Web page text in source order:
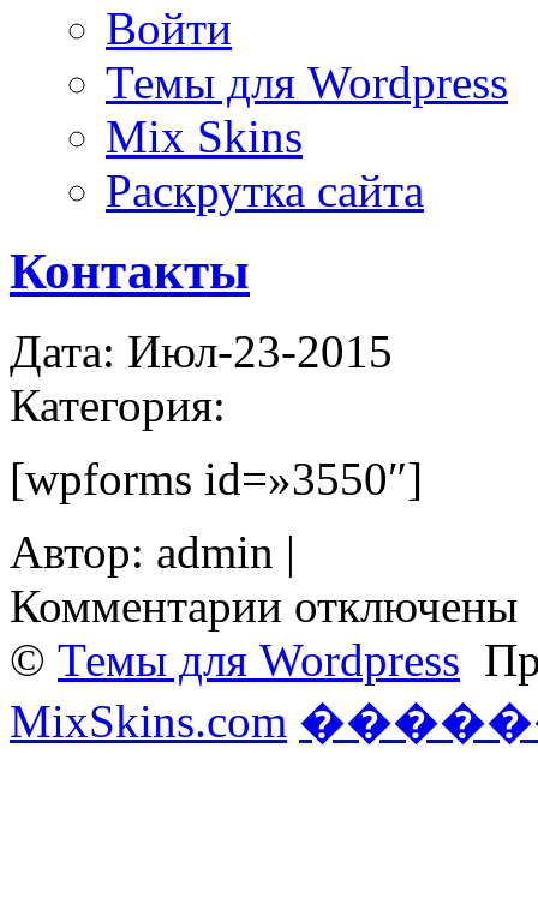
Войти
Темы для Wordpress
Mix Skins
Раскрутка сайта
Контакты
Дата: Июл-23-2015
Категория:
[wpforms id=»3550″]
Автор: admin |
Комментарии записи
отключены
© Темы для Wordpress
MixSkins.com